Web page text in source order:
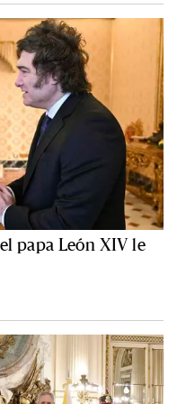
papa León XIV le